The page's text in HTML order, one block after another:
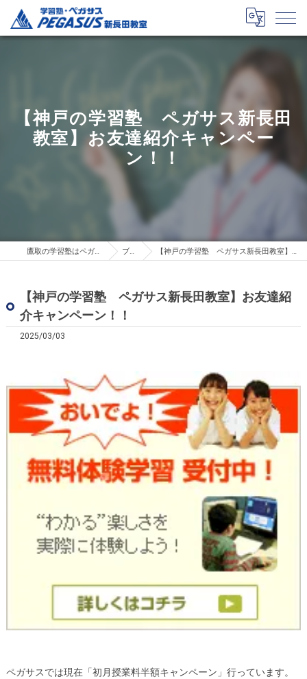
【神戸の学習塾 ペガサス新長田
教室】お友達紹介キャンペー
ン！！
鷹取の学習塾はペガサス新長田教室 ブログ 【神戸の学習塾 ペガサス新長田教室】お友達紹介キャンペーン！！
【神戸の学習塾 ペガサス新長田教室】お友達紹
介キャンペーン！！
2025/03/03
ペガサスでは現在「初月授業料半額キャンペーン」行っています。